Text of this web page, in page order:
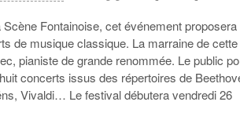
Fontainoise, cet événement
de musique classique. La marraine de cette
pianiste de grande renommée. Le public
concerts issus des répertoires de
Vivaldi… Le festival débutera vendredi 26